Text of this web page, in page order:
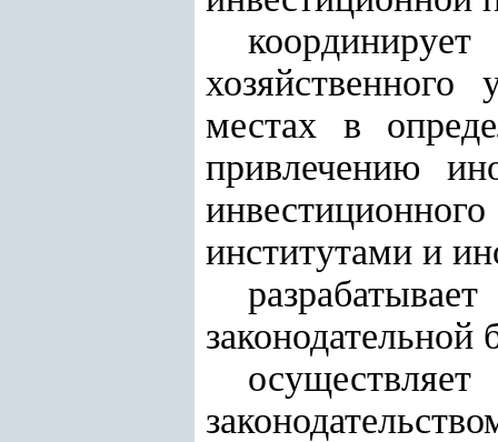
хозяйственного
местах в
привлечению
институтами и
законодательной